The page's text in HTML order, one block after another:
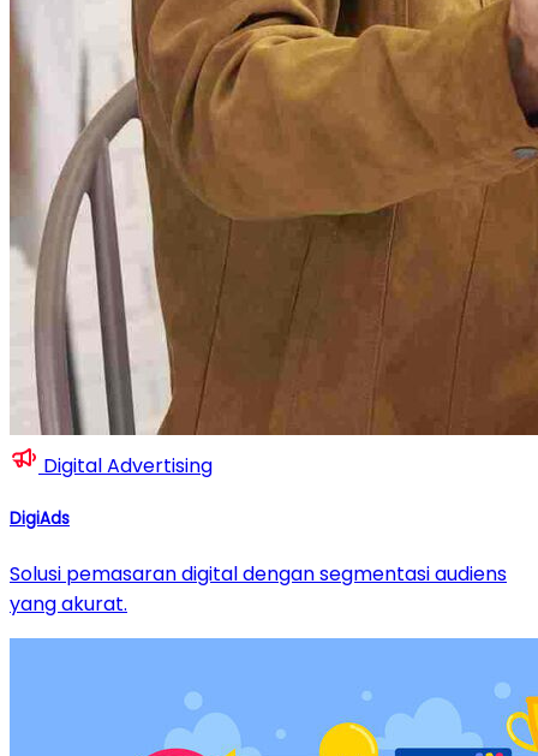
Digital Advertising
DigiAds
Solusi pemasaran digital dengan segmentasi audiens
yang akurat.